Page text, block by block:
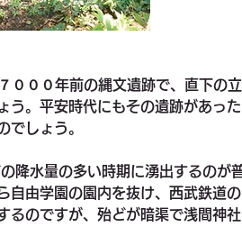
００年前の縄文遺跡で、直下の立
う。平安時代にもその遺跡があった
でしょう。
自由学園の園内を抜け、西武鉄道の
るのですが、殆どが暗渠で浅間神社